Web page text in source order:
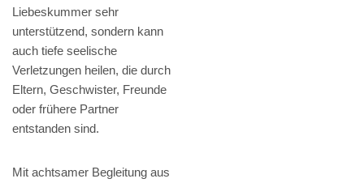
Liebeskummer sehr
unterstützend, sondern kann
auch tiefe seelische
Verletzungen heilen, die durch
Eltern, Geschwister, Freunde
oder frühere Partner
entstanden sind.
Mit achtsamer Begleitung aus